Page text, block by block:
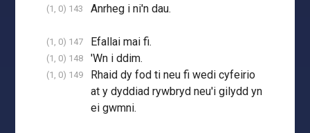
(1, 0) 143 Anrheg i ni'n dau.
(1, 0) 147 Efallai mai fi.
(1, 0) 148 'Wn i ddim.
(1, 0) 149
Rhaid dy fod ti neu fi wedi cyfeirio
at y dyddiad rywbryd neu'i gilydd yn
ei gwmni.